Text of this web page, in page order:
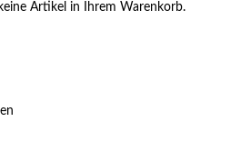
Artikel in Ihrem Warenkorb.